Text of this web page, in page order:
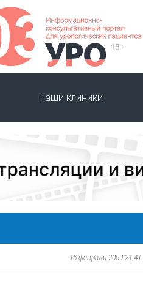
Наши клиники
15 февраля 2009 21:41